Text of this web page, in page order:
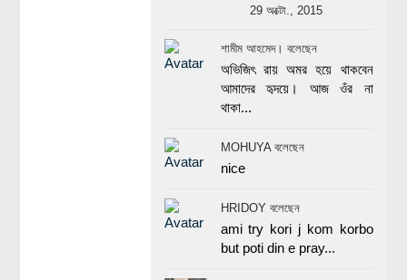
29 অক্টো., 2015
শামীম আহমেদ। বলেছেন
অভিজিৎ রায় অমর হয়ে থাকবেন
আমাদের হৃদয়ে। আজ ওঁর না
থাকা...
MOHUYA বলেছেন
nice
HRIDOY বলেছেন
ami try kori j kom korbo
but poti din e pray...